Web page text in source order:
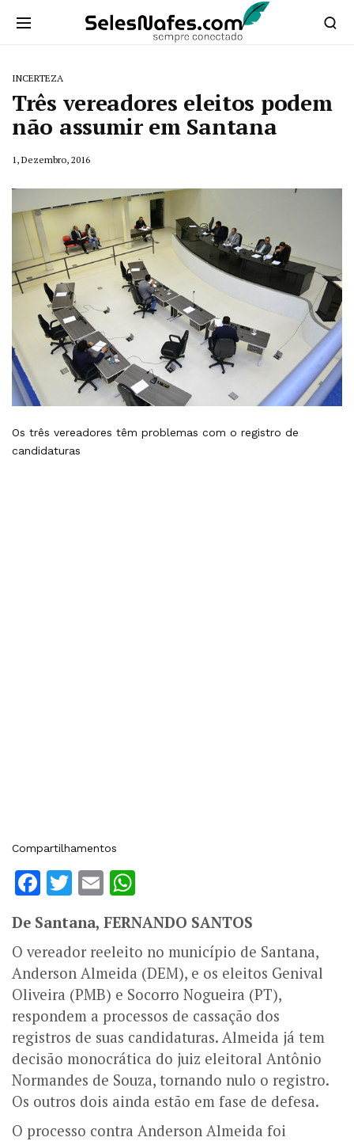
INCERTEZA
Três vereadores eleitos podem
não assumir em Santana
1, Dezembro, 2016
Os três vereadores têm problemas com o registro de
candidaturas
Compartilhamentos
Facebook
Twitter
Email
De Santana, FERNANDO SANTOS
O vereador reeleito no município de Santana,
Anderson Almeida (DEM), e os eleitos Genival
Oliveira (PMB) e Socorro Nogueira (PT),
respondem a processos de cassação dos
registros de suas candidaturas. Almeida já tem
decisão monocrática do juiz eleitoral Antônio
Normandes de Souza, tornando nulo o registro.
Os outros dois ainda estão em fase de defesa.
O processo contra Anderson Almeida foi